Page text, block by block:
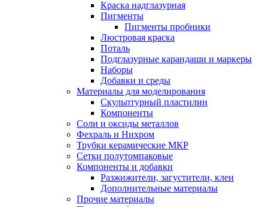
Краска надглазурная
Пигменты
Пигменты пробники
Люстровая краска
Поталь
Подглазурные карандаши и маркеры
Наборы
Добавки и среды
Материалы для моделирования
Скульптурный пластилин
Компоненты
Соли и оксиды металлов
Фехраль и Нихром
Трубки керамические МКР
Сетки полутомпаковые
Компоненты и добавки
Разжижители, загустители, клеи
Дополнительные материалы
Прочие материалы